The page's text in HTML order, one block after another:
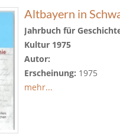
Altbayern in
Jahrbuch für
Kultur 1975
Autor:
Erscheinung: 1975
mehr...